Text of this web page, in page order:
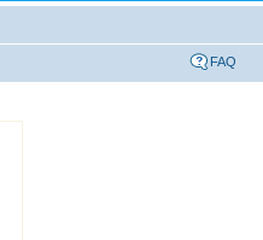
FAQ